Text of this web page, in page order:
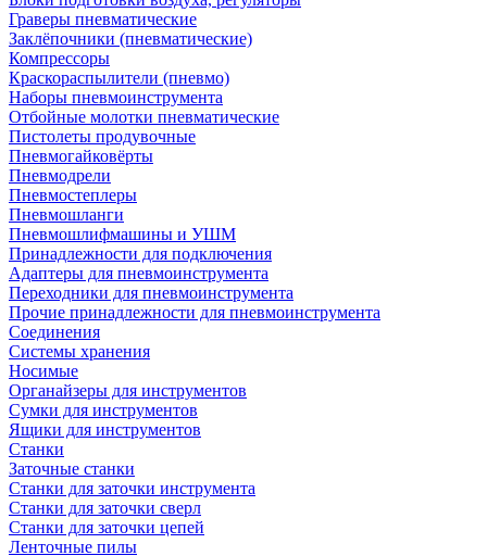
Граверы пневматические
Заклёпочники (пневматические)
Компрессоры
Краскораспылители (пневмо)
Наборы пневмоинструмента
Отбойные молотки пневматические
Пистолеты продувочные
Пневмогайковёрты
Пневмодрели
Пневмостеплеры
Пневмошланги
Пневмошлифмашины и УШМ
Принадлежности для подключения
Адаптеры для пневмоинструмента
Переходники для пневмоинструмента
Прочие принадлежности для пневмоинструмента
Соединения
Системы хранения
Носимые
Органайзеры для инструментов
Сумки для инструментов
Ящики для инструментов
Станки
Заточные станки
Станки для заточки инструмента
Станки для заточки сверл
Станки для заточки цепей
Ленточные пилы